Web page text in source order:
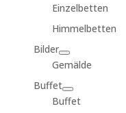
Einzelbetten
Himmelbetten
Bilder
Gemälde
Buffet
Buffet